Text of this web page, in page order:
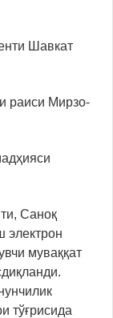
Шавкат
раиси Мирзо-
Саноқ
электрон
муваққат
тўғрисида